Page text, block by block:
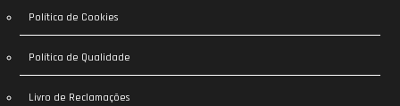
Política de Cookies
Política de Qualidade
Livro de Reclamações